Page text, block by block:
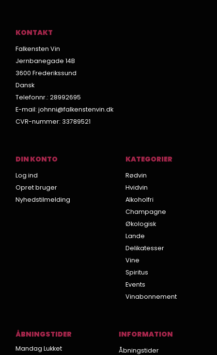
KONTAKT
Falkensten Vin
Jernbanegade 14B
3600 Frederikssund
Dansk
Telefonnr.: 28992695
E-mail: johnni@falkenstenvin.dk
CVR-nummer: 33789521
DIN KONTO
Log ind
Opret bruger
Nyhedstilmelding
KATEGORIER
Rødvin
Hvidvin
Alkoholfri
Champagne
Økologisk
Lande
Delikatesser
Vine
Spiritus
Events
Vinabonnement
ÅBNINGSTIDER
Mandag Lukket
INFORMATION
Åbningstider